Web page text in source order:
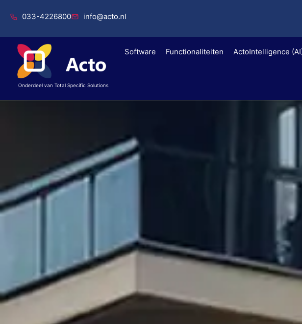
033-4226800 info@acto.nl
Onderdeel van Total Specific Solutions
Software Functionaliteiten ActoIntelligence